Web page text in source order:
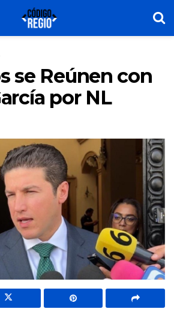
se Reúnen con
por NL